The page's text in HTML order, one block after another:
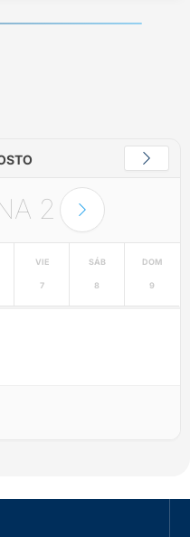
2
VIE
7
SÁB
8
DOM
9